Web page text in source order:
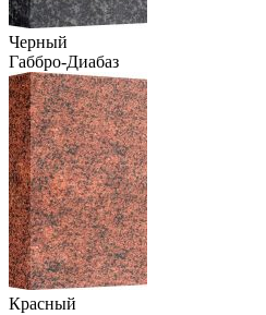
Черный
Габбро-Диабаз
Красный